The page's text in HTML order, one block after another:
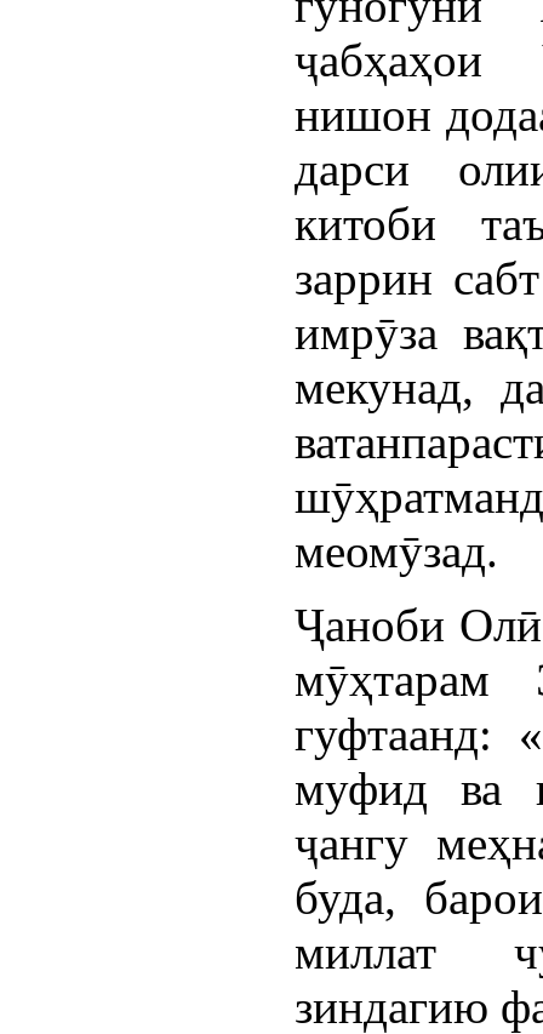
ҷабҳаҳои
нишон
дарси
китоби
заррин
имрӯза
мекунад,
меомӯзад.
Ҷаноби
мӯҳтарам
гуфтаанд:
муфид ва
ҷангу
буда,
миллат
зиндагию